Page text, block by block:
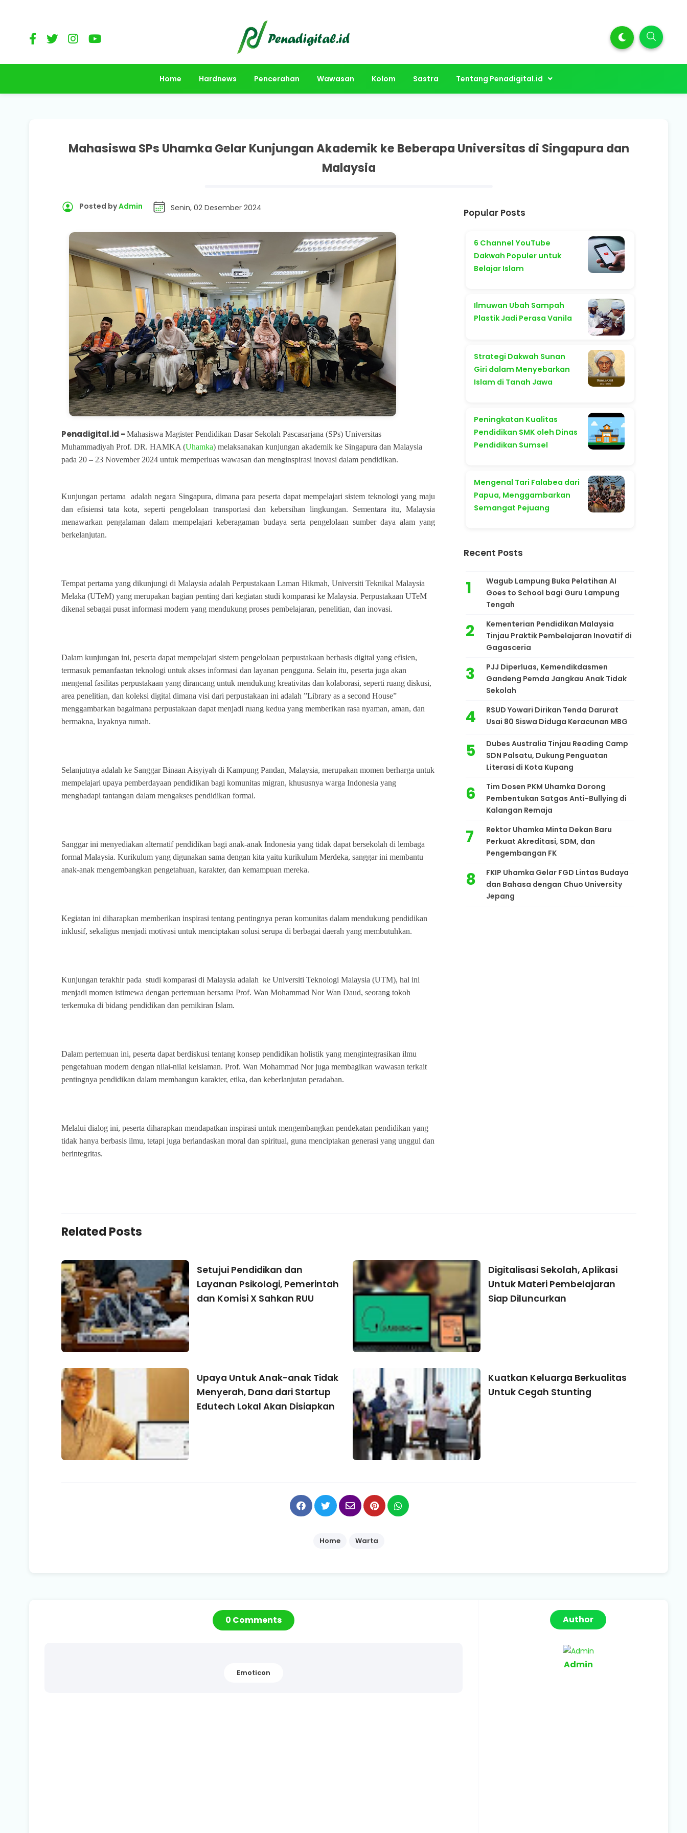
Home Hardnews Pencerahan Wawasan Kolom Sastra Tentang Penadigital.id
Mahasiswa SPs Uhamka Gelar Kunjungan Akademik ke Beberapa Universitas di Singapura dan
Malaysia
Posted byAdmin Senin, 02 Desember 2024
Penadigital.id - Mahasiswa Magister Pendidikan Dasar Sekolah Pascasarjana (SPs) Universitas
Muhammadiyah Prof. DR. HAMKA (Uhamka) melaksanakan kunjungan akademik ke Singapura dan Malaysia
pada 20 – 23 November 2024 untuk memperluas wawasan dan menginspirasi inovasi dalam pendidikan.
Kunjungan pertama
adalah negara Singapura, dimana para peserta dapat mempelajari sistem teknologi yang maju
dan efisiensi tata kota, seperti pengelolaan transportasi dan kebersihan lingkungan. Sementara itu, Malaysia
menawarkan pengalaman dalam mempelajari keberagaman budaya serta pengelolaan sumber daya alam yang
berkelanjutan.
Tempat pertama yang dikunjungi di Malaysia adalah Perpustakaan Laman Hikmah, Universiti Teknikal Malaysia
Melaka (UTeM) yang merupakan bagian penting dari kegiatan studi komparasi ke Malaysia. Perpustakaan UTeM
dikenal sebagai pusat informasi modern yang mendukung proses pembelajaran, penelitian, dan inovasi.
Dalam kunjungan ini, peserta dapat mempelajari sistem pengelolaan perpustakaan berbasis digital yang efisien,
termasuk pemanfaatan teknologi untuk akses informasi dan layanan pengguna. Selain itu, peserta juga akan
mengenal fasilitas perpustakaan yang dirancang untuk mendukung kreativitas dan kolaborasi, seperti ruang diskusi,
area penelitian, dan koleksi digital dimana visi dari perpustakaan ini adalah ”Library as a second House”
menggambarkan bagaimana perpustakaan dapat menjadi ruang kedua yang memberikan rasa nyaman, aman, dan
bermakna, layaknya rumah.
Selanjutnya adalah ke Sanggar Binaan Aisyiyah di Kampung Pandan, Malaysia, merupakan momen berharga untuk
mempelajari upaya pemberdayaan pendidikan bagi komunitas migran, khususnya warga Indonesia yang
menghadapi tantangan dalam mengakses pendidikan formal.
Sanggar ini menyediakan alternatif pendidikan bagi anak-anak Indonesia yang tidak dapat bersekolah di lembaga
formal Malaysia. Kurikulum yang digunakan sama dengan kita yaitu kurikulum Merdeka, sanggar ini membantu
anak-anak mengembangkan pengetahuan, karakter, dan kemampuan mereka.
Kegiatan ini diharapkan memberikan inspirasi tentang pentingnya peran komunitas dalam mendukung pendidikan
inklusif, sekaligus menjadi motivasi untuk menciptakan solusi serupa di berbagai daerah yang membutuhkan.
Kunjungan terakhir pada studi komparasi di Malaysia adalah ke Universiti Teknologi Malaysia (UTM), hal ini
menjadi momen istimewa dengan pertemuan bersama Prof. Wan Mohammad Nor Wan Daud, seorang tokoh
terkemuka di bidang pendidikan dan pemikiran Islam.
Dalam pertemuan ini, peserta dapat berdiskusi tentang konsep pendidikan holistik yang mengintegrasikan ilmu
pengetahuan modern dengan nilai-nilai keislaman. Prof. Wan Mohammad Nor juga membagikan wawasan terkait
pentingnya pendidikan dalam membangun karakter, etika, dan keberlanjutan peradaban.
Melalui dialog ini, peserta diharapkan mendapatkan inspirasi untuk mengembangkan pendekatan pendidikan yang
tidak hanya berbasis ilmu, tetapi juga berlandaskan moral dan spiritual, guna menciptakan generasi yang unggul dan
berintegritas.
Popular Posts
6 Channel YouTube
Dakwah Populer untuk
Belajar Islam
Ilmuwan Ubah Sampah
Plastik Jadi Perasa Vanila
Strategi Dakwah Sunan
Giri dalam Menyebarkan
Islam di Tanah Jawa
Peningkatan Kualitas
Pendidikan SMK oleh Dinas
Pendidikan Sumsel
Mengenal Tari Falabea dari
Papua, Menggambarkan
Semangat Pejuang
Recent Posts
Wagub Lampung Buka Pelatihan AI
Goes to School bagi Guru Lampung
Tengah
Kementerian Pendidikan Malaysia
Tinjau Praktik Pembelajaran Inovatif di
Gagasceria
PJJ Diperluas, Kemendikdasmen
Gandeng Pemda Jangkau Anak Tidak
Sekolah
RSUD Yowari Dirikan Tenda Darurat
Usai 80 Siswa Diduga Keracunan MBG
Dubes Australia Tinjau Reading Camp
SDN Palsatu, Dukung Penguatan
Literasi di Kota Kupang
Tim Dosen PKM Uhamka Dorong
Pembentukan Satgas Anti-Bullying di
Kalangan Remaja
Rektor Uhamka Minta Dekan Baru
Perkuat Akreditasi, SDM, dan
Pengembangan FK
FKIP Uhamka Gelar FGD Lintas Budaya
dan Bahasa dengan Chuo University
Jepang
Related Posts
Setujui Pendidikan dan
Layanan Psikologi, Pemerintah
dan Komisi X Sahkan RUU
Digitalisasi Sekolah, Aplikasi
Untuk Materi Pembelajaran
Siap Diluncurkan
Upaya Untuk Anak-anak Tidak
Menyerah, Dana dari Startup
Edutech Lokal Akan Disiapkan
Kuatkan Keluarga Berkualitas
Untuk Cegah Stunting
Home Warta
0 Comments
Emoticon
Author
Admin